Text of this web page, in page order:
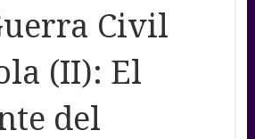
Civil
(II): El
del